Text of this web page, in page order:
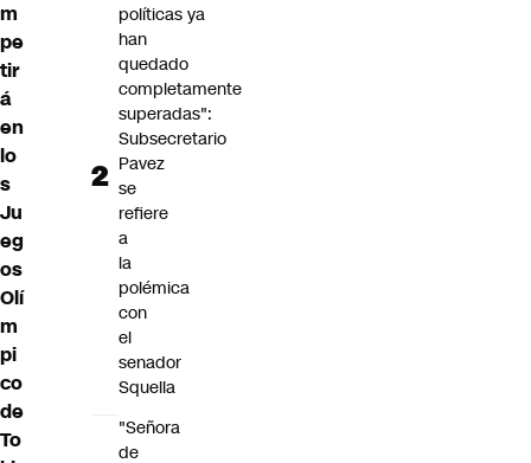
m
pe
tir
á
en
lo
s
Ju
eg
os
Olí
m
pi
co
de
To
políticas ya
han
quedado
completamente
superadas":
Subsecretario
Pavez
se
refiere
a
la
polémica
con
el
senador
Squella
"Señora
de